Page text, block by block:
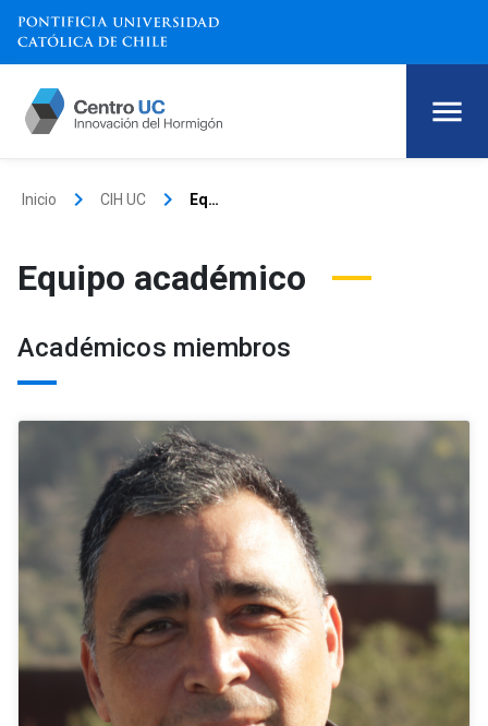
Inicio keyboard_arrow_right CIH UC keyboard_arrow_right Equipo académico
Equipo académico
Académicos miembros